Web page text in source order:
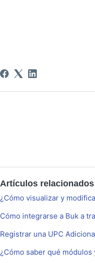
Artículos relacionados
¿Cómo visualizar y
Cómo integrarse a Buk a
Registrar una UPC
¿Cómo saber qué